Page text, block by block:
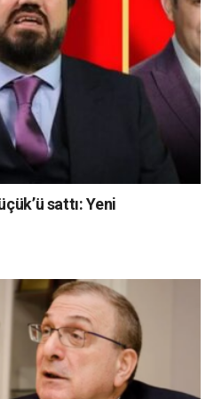
sattı: Yeni